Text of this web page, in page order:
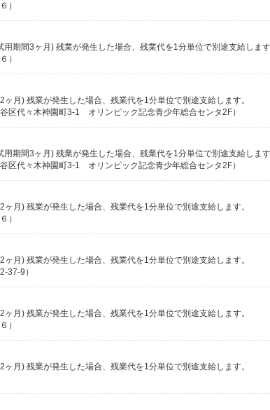
）
）
月) 残業が発生した場合、残業代を1分単位で別途支給します。
区代々木神園町3-1 オリンピック記念青少年総合センタ2F）
区代々木神園町3-1 オリンピック記念青少年総合センタ2F）
月) 残業が発生した場合、残業代を1分単位で別途支給します。
）
月) 残業が発生した場合、残業代を1分単位で別途支給します。
37-9）
月) 残業が発生した場合、残業代を1分単位で別途支給します。
）
月) 残業が発生した場合、残業代を1分単位で別途支給します。